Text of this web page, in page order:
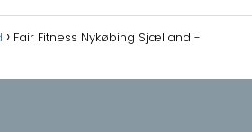
Fair Fitness Nykøbing Sjælland -